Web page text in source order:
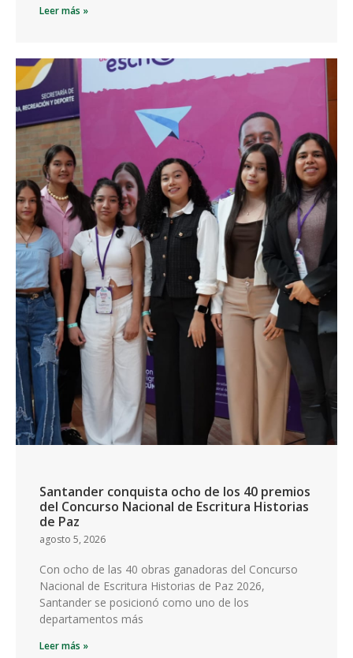
Leer más »
Santander conquista ocho de los 40 premios
del Concurso Nacional de Escritura Historias
de Paz
agosto 5, 2026
Con ocho de las 40 obras ganadoras del Concurso
Nacional de Escritura Historias de Paz 2026,
Santander se posicionó como uno de los
departamentos más
Leer más »